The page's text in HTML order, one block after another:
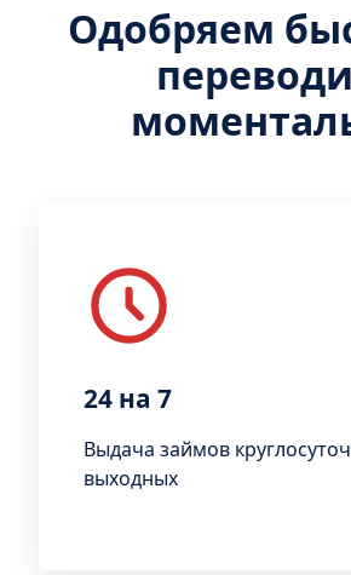
Одобряем
24 на 7
Выдача займов
выходных